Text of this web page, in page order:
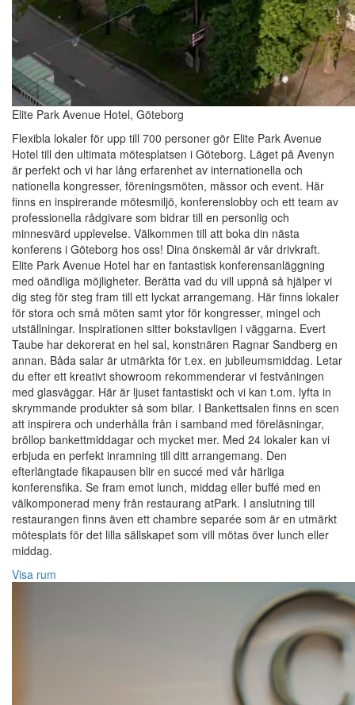
Elite Park Avenue Hotel, Göteborg
Flexibla lokaler för upp till 700 personer gör Elite Park Avenue
Hotel till den ultimata mötesplatsen i Göteborg. Läget på Avenyn
är perfekt och vi har lång erfarenhet av internationella och
nationella kongresser, föreningsmöten, mässor och event. Här
finns en inspirerande mötesmiljö, konferenslobby och ett team av
professionella rådgivare som bidrar till en personlig och
minnesvärd upplevelse. Välkommen till att boka din nästa
konferens i Göteborg hos oss! Dina önskemål är vår drivkraft.
Elite Park Avenue Hotel har en fantastisk konferensanläggning
med oändliga möjligheter. Berätta vad du vill uppnå så hjälper vi
dig steg för steg fram till ett lyckat arrangemang. Här finns lokaler
för stora och små möten samt ytor för kongresser, mingel och
utställningar. Inspirationen sitter bokstavligen i väggarna. Evert
Taube har dekorerat en hel sal, konstnären Ragnar Sandberg en
annan. Båda salar är utmärkta för t.ex. en jubileumsmiddag. Letar
du efter ett kreativt showroom rekommenderar vi festvåningen
med glasväggar. Här är ljuset fantastiskt och vi kan t.om. lyfta in
skrymmande produkter så som bilar. I Bankettsalen finns en scen
att inspirera och underhålla från i samband med föreläsningar,
bröllop bankettmiddagar och mycket mer. Med 24 lokaler kan vi
erbjuda en perfekt inramning till ditt arrangemang. Den
efterlängtade fikapausen blir en succé med vår härliga
konferensfika. Se fram emot lunch, middag eller buffé med en
välkomponerad meny från restaurang atPark. I anslutning till
restaurangen finns även ett chambre separée som är en utmärkt
mötesplats för det lilla sällskapet som vill mötas över lunch eller
middag.
Visa rum